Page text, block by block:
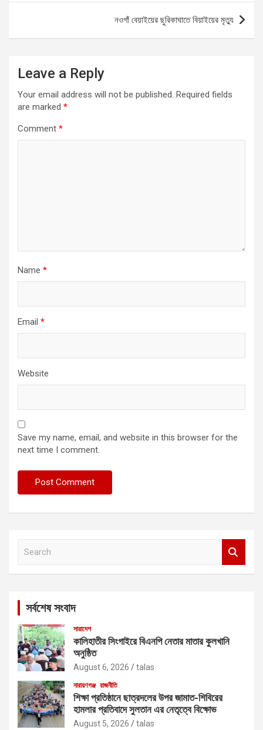
er
নওগাঁ বেয়াইয়ের ছুরিকাঘাতে বিয়াইয়ের মৃত্যু
Leave a Reply
Your email address will not be published. Required fields
are marked *
Comment *
Name *
Email *
Website
Save my name, email, and website in this browser for the
next time I comment.
সর্বশেষ সংবাদ
সারাদেশ
কালিহাতীর সিংগাইরে বিএনপি নেতার মাতার কুলখানি
অনুষ্ঠিত
August 6, 2026 talas
নারায়ণগঞ্জ রাজনীতি
শিক্ষা প্রতিষ্ঠানে ছাত্রদলের উপর জামাত-শিবিরের
হামলার প্রতিবাদে সুলতান এর নেতৃত্বে বিক্ষোভ
August 5, 2026 talas